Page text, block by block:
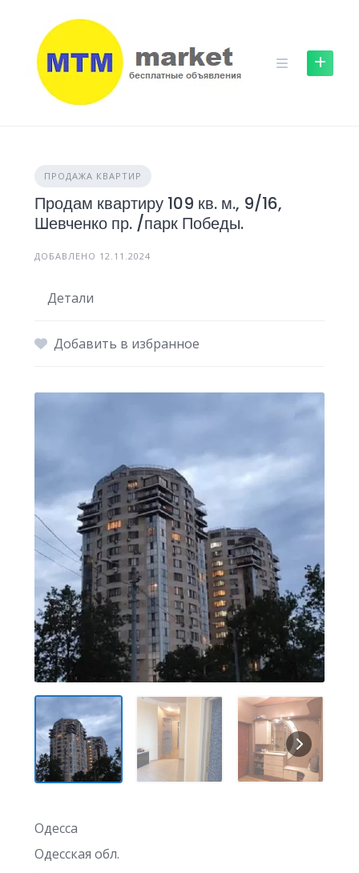
content
ПРОДАЖА КВАРТИР
Продам квартиру 109 кв. м., 9/16,
Шевченко пр. /парк Победы.
ДОБАВЛЕНО 12.11.2024
Детали
Добавить в избранное
Одесса
Одесская обл.